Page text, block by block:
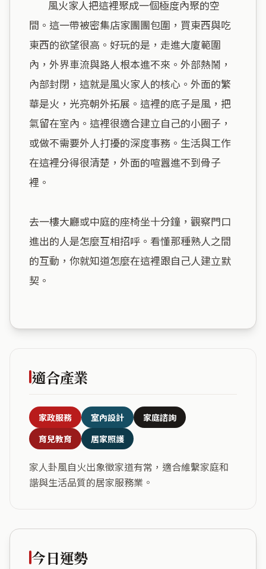
間。這一帶被密集店家團團包圍，買東西與吃
東西的欲望很高。好玩的是，走進大廈範圍
內，外界車流與路人根本進不來。外部熱鬧，
內部封閉，這就是風火家人的核心。外面的繁
華是火，光亮朝外拓展。這裡的底子是風，把
氣留在室內。這裡很適合建立自己的小圈子，
或做不需要外人打擾的深度事務。生活與工作
在這裡分得很清楚，外面的喧囂進不到骨子
裡。
去一樓大廳或中庭的座椅坐十分鐘，觀察門口
進出的人是怎麼互相招呼。看懂那種熟人之間
的互動，你就知道怎麼在這裡跟自己人建立默
契。
適合產業
家政服務 室內設計
家庭諮詢
育兒教育
居家照護
家人卦風自火出象徵家道有常，適合維繫家庭和
諧與生活品質的居家服務業。
今日運勢